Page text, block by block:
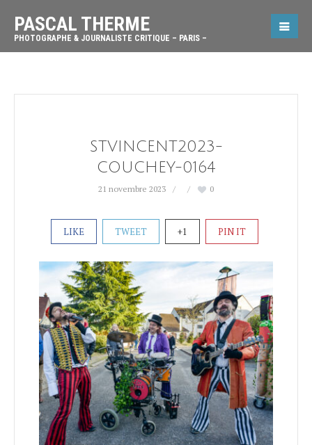
PASCAL THERME
PHOTOGRAPHE & JOURNALISTE CRITIQUE – PARIS –
STVINCENT2023-
COUCHEY-0164
21 novembre 2023 0
LIKE TWEET +1 PIN IT